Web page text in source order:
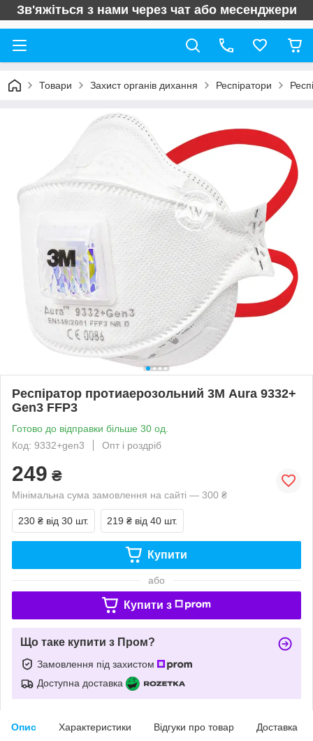
Зв'яжіться з нами через чат або месенджери
Товари Захист органів дихання Респіратори
Респіратор протиаерозольний 3М Aura 9332+
Gen3 FFP3
Готово до відправки більше 30 од.
Код: 9332+gen3
Опт і роздріб
249 ₴
Мінімальна сума замовлення на сайті — 300 ₴
230 ₴ від 30 шт. 219 ₴ від 40 шт.
Купити
або
Купити з
Що таке купити з Пром?
Замовлення під захистом
Доступна доставка
Опис Характеристики Відгуки про товар Доставка